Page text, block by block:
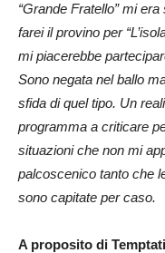
“Grande Fratello” mi
farei il provino per
mi piacerebbe
Sono negata nel ballo
sfida di quel tipo. Un
programma a criticare
situazioni che non mi
palcoscenico tanto che
sono capitate per caso.
A proposito di